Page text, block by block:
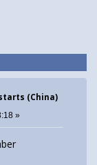
(China)
»